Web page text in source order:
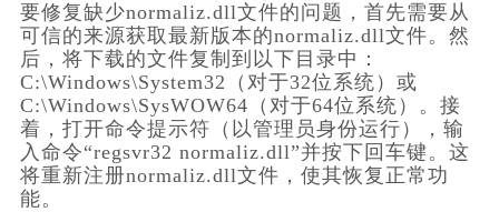
要修复缺少normaliz.dll文件的问题，首先需要从
可信的来源获取最新版本的normaliz.dll文件。然
后，将下载的文件复制到以下目录中：
C:\Windows\System32（对于32位系统）或
C:\Windows\SysWOW64（对于64位系统）。接
着，打开命令提示符（以管理员身份运行），输
入命令“regsvr32 normaliz.dll”并按下回车键。这
将重新注册normaliz.dll文件，使其恢复正常功
能。